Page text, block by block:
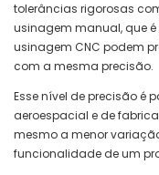
tolerâncias rigorosas
usinagem manual, que
usinagem CNC podem
com a mesma precisão.
Esse nível de precisão é
aeroespacial e de
mesmo a menor
funcionalidade de um